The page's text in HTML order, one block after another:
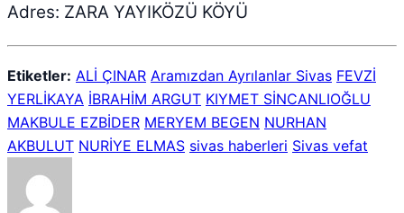
Adres: ZARA YAYIKÖZÜ KÖYÜ
Etiketler: ALİ ÇINAR Aramızdan Ayrılanlar Sivas FEVZİ
YERLİKAYA İBRAHİM ARGUT KIYMET SİNCANLIOĞLU
MAKBULE EZBİDER MERYEM BEGEN NURHAN
AKBULUT NURİYE ELMAS sivas haberleri Sivas vefat